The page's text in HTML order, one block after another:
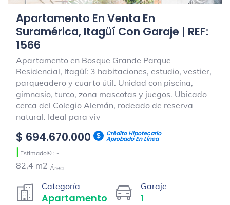
Apartamento En Venta En
Suramérica, Itagüí Con Garaje | REF:
1566
Apartamento en Bosque Grande Parque
Residencial, Itagüí: 3 habitaciones, estudio, vestier,
parqueadero y cuarto útil. Unidad con piscina,
gimnasio, turco, zona mascotas y juegos. Ubicado
cerca del Colegio Alemán, rodeado de reserva
natural. Ideal para viv
$ 694.670.000 Crédito Hipotecario
Aprobado En Línea
| Estimado® : -
82,4 m2 Área
Categoría
Apartamento
Garaje
1